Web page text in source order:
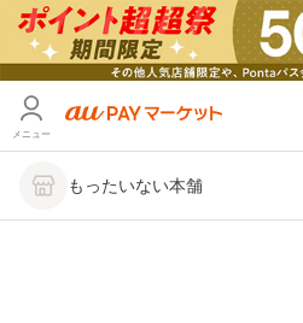
メニュー
もったいない本舗